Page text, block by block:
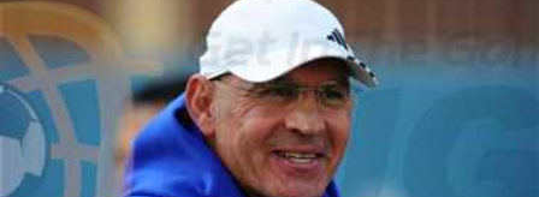
فيديوهات
عدسات